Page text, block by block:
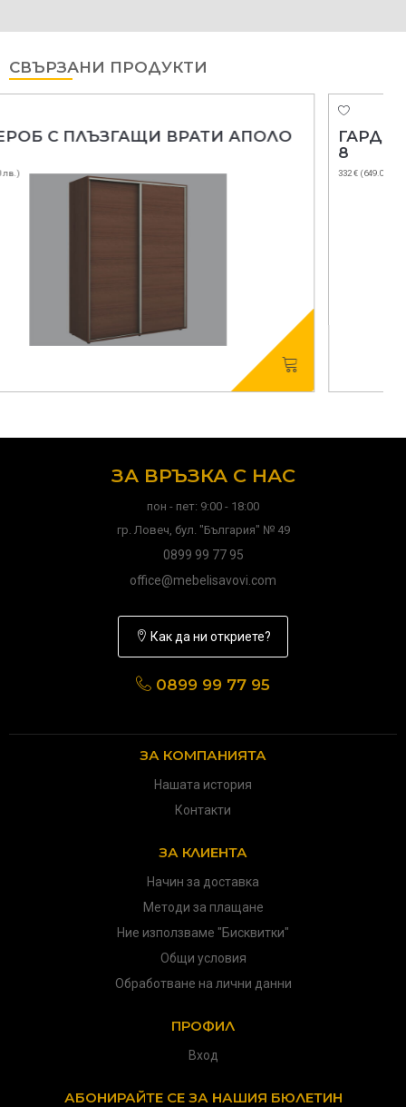
СВЪРЗАНИ ПРОДУКТИ
ГАРДЕРОБ С ПЛЪЗГАЩИ ВРАТИ
332 € (649.00 лв.)
ЗА ВРЪЗКА С НАС
пон - пет: 9:00 - 18:00
гр. Ловеч, бул. "България" № 49
0899 99 77 95
office@mebelisavovi.com
Как да ни откриете?
0899 99 77 95
ЗА КОМПАНИЯТА
Нашата история
Контакти
ЗА КЛИЕНТА
Начин за доставка
Методи за плащане
Ние използваме "Бисквитки"
Общи условия
Обработване на лични данни
ПРОФИЛ
Вход
АБОНИРАЙТЕ СЕ ЗА НАШИЯ БЮЛЕТИН